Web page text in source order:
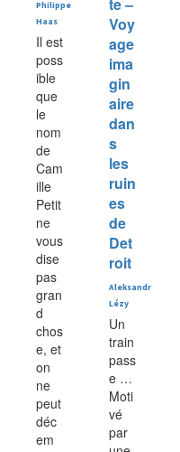
Philippe
Haas
Il est
poss
ible
que
le
nom
de
Cam
ille
Petit
ne
vous
dise
pas
gran
d
chos
e, et
on
ne
peut
déc
em
Voy
age
ima
gin
aire
dan
s
les
ruin
es
de
Det
roit
Aleksandr
Lézy
Un
train
pass
e …
Moti
vé
par